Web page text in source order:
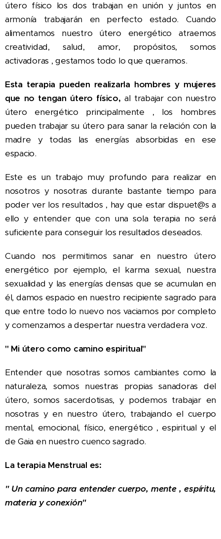
útero físico los dos trabajan en unión y juntos en
armonía trabajarán en perfecto estado. Cuando
alimentamos nuestro útero energético atraemos
creatividad, salud, amor, propósitos, somos
activadoras , gestamos todo lo que queramos.
Esta terapia pueden realizarla hombres y mujeres
que no tengan útero físico, al trabajar con nuestro
útero energético principalmente , los hombres
pueden trabajar su útero para sanar la relación con la
madre y todas las energías absorbidas en ese
espacio.
Este es un trabajo muy profundo para realizar en
nosotros y nosotras durante bastante tiempo para
poder ver los resultados , hay que estar dispuet@s a
ello y entender que con una sola terapia no será
suficiente para conseguir los resultados deseados.
Cuando nos permitimos sanar en nuestro útero
energético por ejemplo, el karma sexual, nuestra
sexualidad y las energías densas que se acumulan en
él, damos espacio en nuestro recipiente sagrado para
que entre todo lo nuevo nos vaciamos por completo
y comenzamos a despertar nuestra verdadera voz.
" Mi útero como camino espiritual"
Entender que nosotras somos cambiantes como la
naturaleza, somos nuestras propias sanadoras del
útero, somos sacerdotisas, y podemos trabajar en
nosotras y en nuestro útero, trabajando el cuerpo
mental, emocional, físico, energético , espiritual y el
de Gaia en nuestro cuenco sagrado.
La terapia Menstrual es:
" Un camino para entender cuerpo, mente , espíritu,
materia y conexión"